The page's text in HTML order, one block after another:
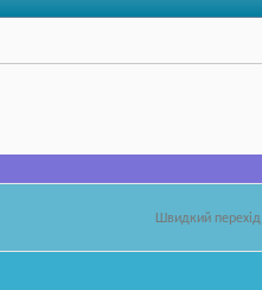
Швидкий перехід